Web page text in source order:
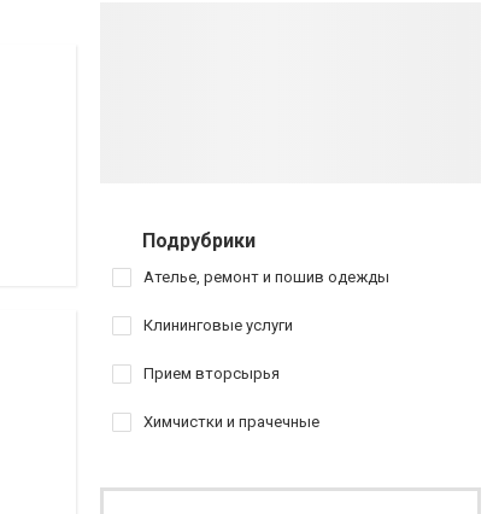
Подрубрики
Ателье, ремонт и пошив одежды
Клининговые услуги
Прием вторсырья
Химчистки и прачечные